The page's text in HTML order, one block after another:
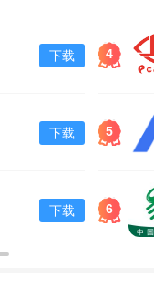
下载
下载
下载
4
5
6